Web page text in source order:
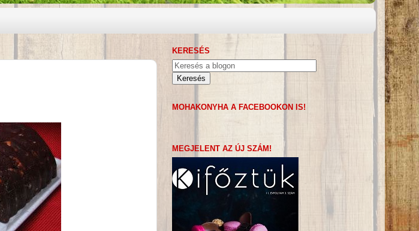
KERESÉS
MOHAKONYHA A FACEBOOKON IS!
MEGJELENT AZ ÚJ SZÁM!